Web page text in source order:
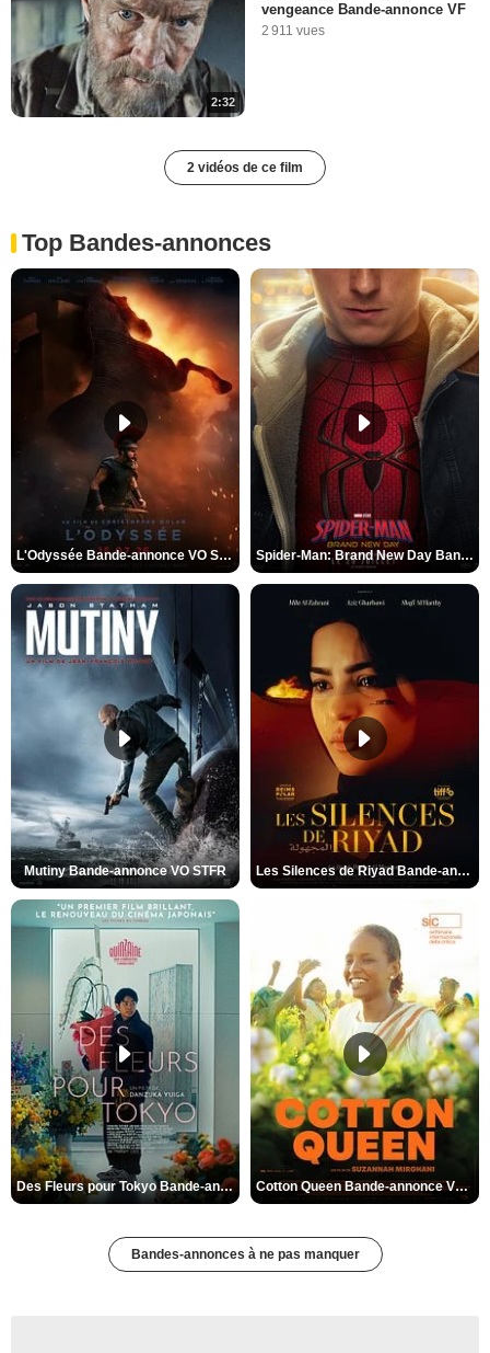
2:32
vengeance Bande-annonce VF
2 911 vues
2 vidéos de ce film
Top Bandes-annonces
L'Odyssée Bande-annonce VO STFR Spider-Man: Brand New Day Bande-annonce VO STFR
Mutiny Bande-annonce VO STFR Les Silences de Riyad Bande-annonce VO STFR
Des Fleurs pour Tokyo Bande-annonce VO STFR Cotton Queen Bande-annonce VO STFR
Bandes-annonces à ne pas manquer